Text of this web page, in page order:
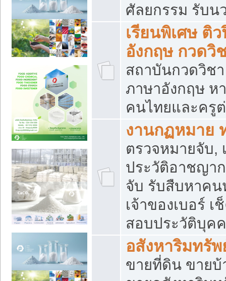
ศัลยกรรม รับน
เรียนพิเศษ ติ
อังกฤษ กวดวิ
สถาบันกวดวิช
ภาษาอังกฤษ ห
คนไทยและครู
งานกฏหมาย
ตรวจหมายจับ,
ประวัติอาชญา
จับ รับสืบหาคน
เจ้าของเบอร์
สอบประวัติบุค
อสังหาริมทรัพ
ขายที่ดิน ขายบ้